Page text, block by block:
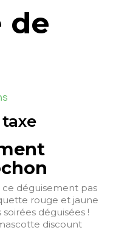
de
déguisement pas
rouge et jaune
déguisées !
discount